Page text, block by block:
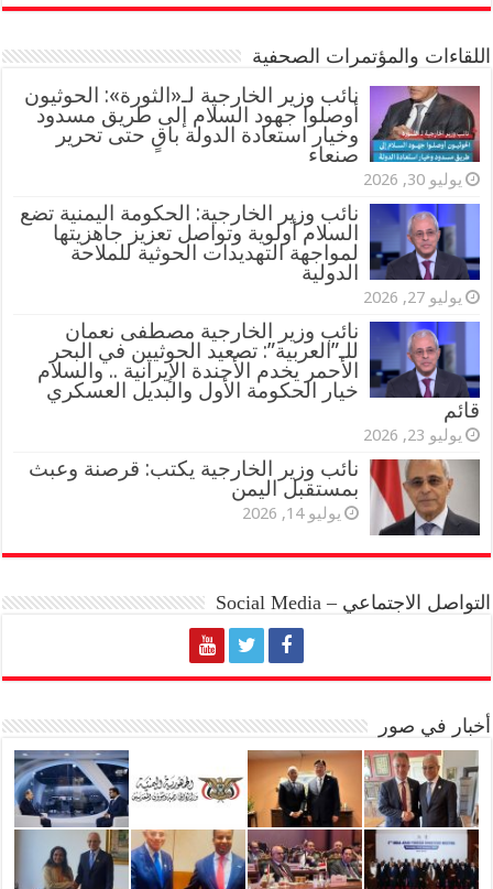
اللقاءات والمؤتمرات الصحفية
‏نائب وزير الخارجية لـ«الثورة»: الحوثيون
أوصلوا جهود السلام إلى طريق مسدود
وخيار استعادة الدولة باقٍ حتى تحرير
صنعاء
يوليو 30, 2026
نائب وزير الخارجية: الحكومة اليمنية تضع
السلام أولوية وتواصل تعزيز جاهزيتها
لمواجهة التهديدات الحوثية للملاحة
الدولية
يوليو 27, 2026
نائب وزير الخارجية مصطفى نعمان
للـ”العربية”: تصعيد الحوثيين في البحر
الأحمر يخدم الأجندة الإيرانية .. والسلام
خيار الحكومة الأول والبديل العسكري
قائم
يوليو 23, 2026
نائب وزير الخارجية يكتب: قرصنة وعبث
بمستقبل اليمن
يوليو 14, 2026
التواصل الاجتماعي – Social Media
أخبار في صور